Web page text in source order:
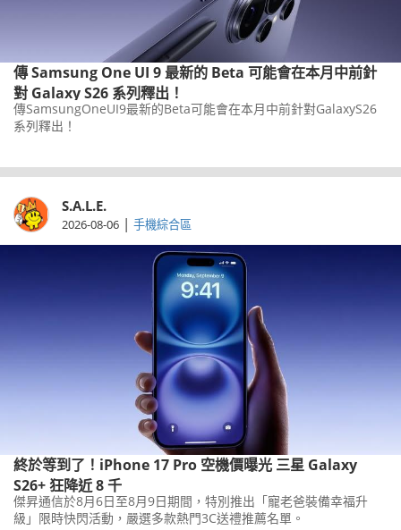
傳 Samsung One UI 9 最新的 Beta 可能會在本月中前針
對 Galaxy S26 系列釋出！
傳SamsungOneUI9最新的Beta可能會在本月中前針對GalaxyS26
系列釋出！
S.A.L.E.
2026-08-06 | 手機綜合區
終於等到了！iPhone 17 Pro 空機價曝光 三星 Galaxy
S26+ 狂降近 8 千
傑昇通信於8月6日至8月9日期間，特別推出「寵老爸裝備幸福升
級」限時快閃活動，嚴選多款熱門3C送禮推薦名單。